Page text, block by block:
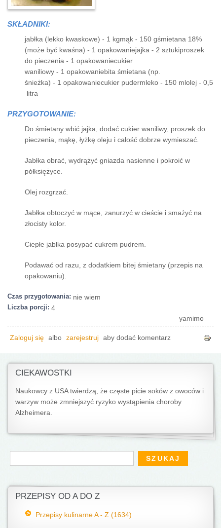
SKŁADNIKI:
jabłka (lekko kwaskowe) - 1 kgmąk - 150 gśmietana 18%
(może być kwaśna) - 1 opakowaniejajka - 2 sztukiproszek
do pieczenia - 1 opakowaniecukier
waniliowy - 1 opakowaniebita śmietana (np.
śnieżka) - 1 opakowaniecukier pudermleko - 150 mlolej - 0,5
litra
PRZYGOTOWANIE:
Do śmietany wbić jajka, dodać cukier waniliwy, proszek do
pieczenia, mąkę, łyżkę oleju i całość dobrze wymieszać.
Jabłka obrać, wydrążyć gniazda nasienne i pokroić w
półksiężyce.
Olej rozgrzać.
Jabłka obtoczyć w mące, zanurzyć w cieście i smażyć na
złocisty kolor.
Ciepłe jabłka posypać cukrem pudrem.
Podawać od razu, z dodatkiem bitej śmietany (przepis na
opakowaniu).
Czas przygotowania: nie wiem
Liczba porcji: 4
yamimo
Zaloguj się albo zarejestruj aby dodać komentarz
CIEKAWOSTKI
Naukowcy z USA twierdzą, że częste picie soków z owoców i
warzyw może zmniejszyć ryzyko wystąpienia choroby
Alzheimera.
Formularz wyszukiwania
Szukaj
PRZEPISY OD A DO Z
Przepisy kulinarne A - Z (1634)